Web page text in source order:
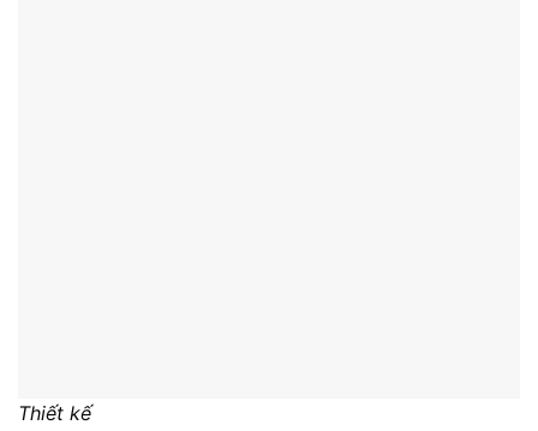
trên của máy là hợp kim Magie tạo nên sự chắc chắn,